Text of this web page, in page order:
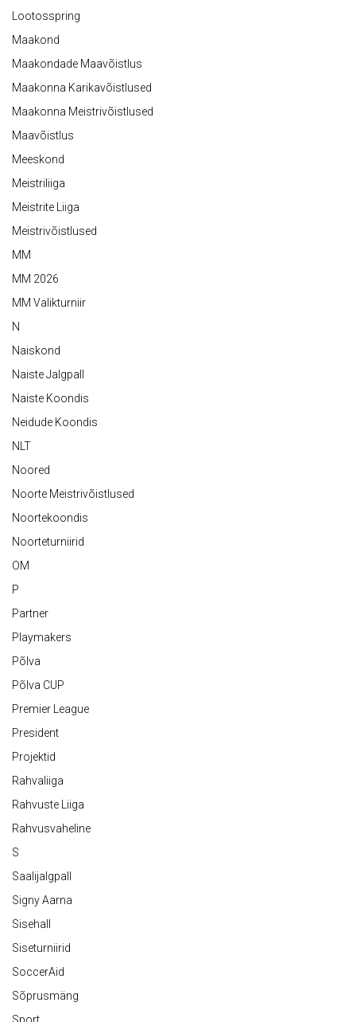
Lootosspring
Maakond
Maakondade Maavõistlus
Maakonna Karikavõistlused
Maakonna Meistrivõistlused
Maavõistlus
Meeskond
Meistriliiga
Meistrite Liiga
Meistrivõistlused
MM
MM 2026
MM Valikturniir
N
Naiskond
Naiste Jalgpall
Naiste Koondis
Neidude Koondis
NLT
Noored
Noorte Meistrivõistlused
Noortekoondis
Noorteturniirid
OM
P
Partner
Playmakers
Põlva
Põlva CUP
Premier League
President
Projektid
Rahvaliiga
Rahvuste Liiga
Rahvusvaheline
S
Saalijalgpall
Signy Aarna
Sisehall
Siseturniirid
SoccerAid
Sõprusmäng